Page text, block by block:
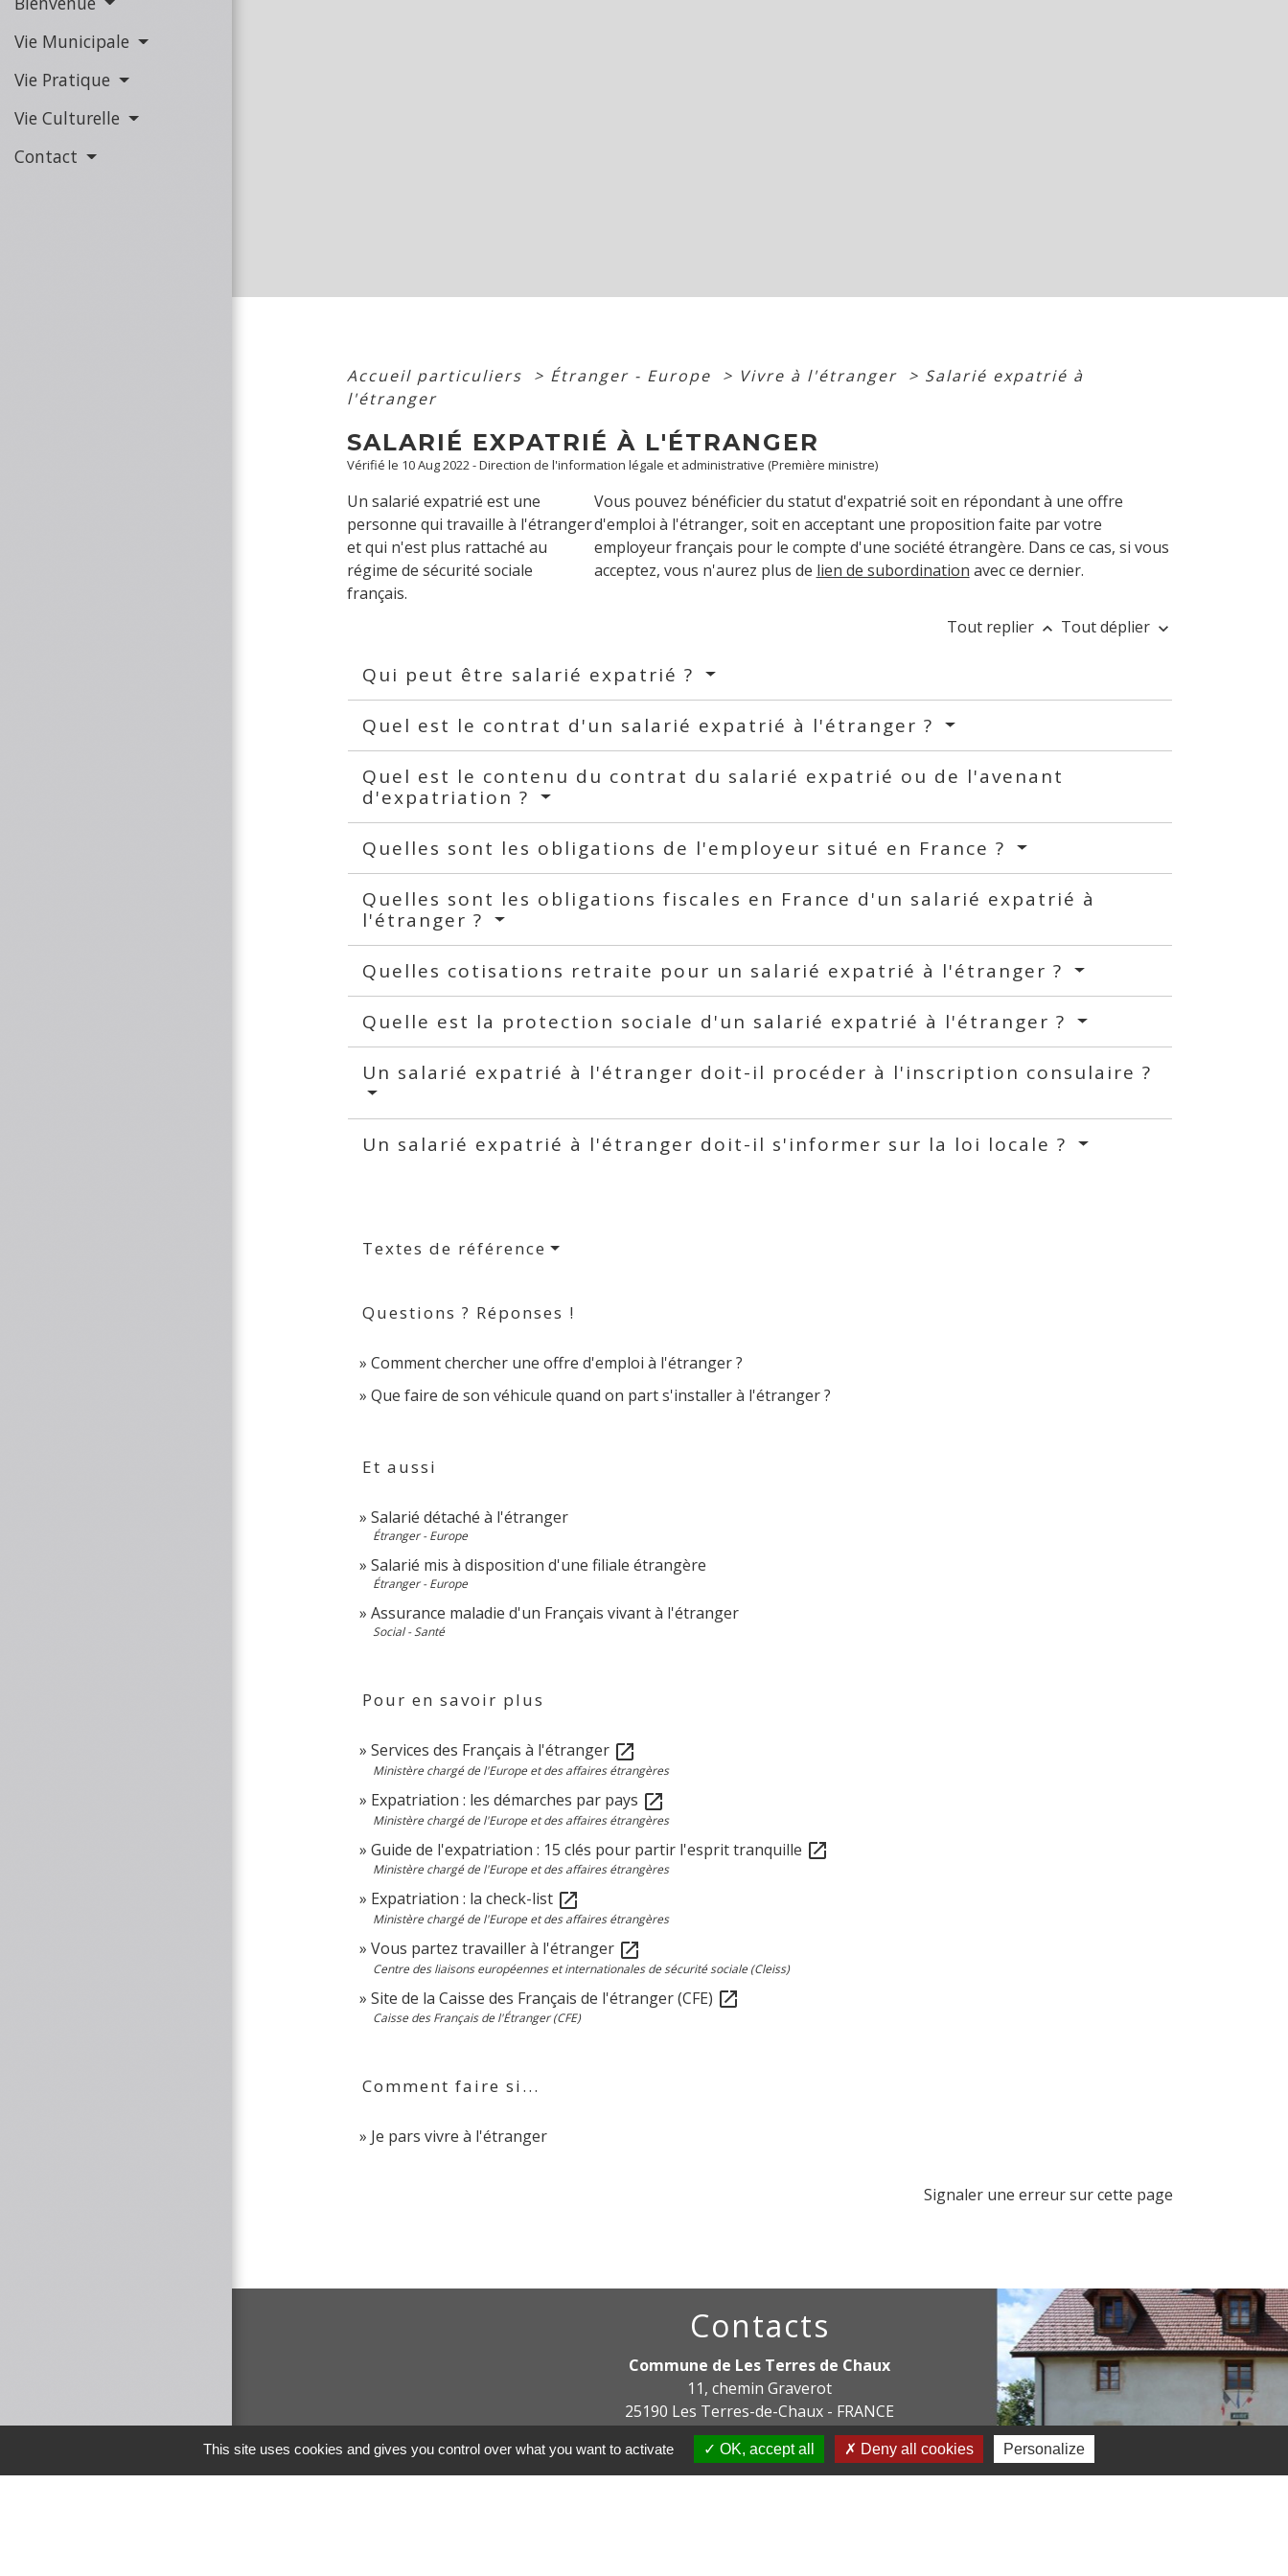
Vie Municipale
Vie Pratique
Vie Culturelle
Contact
Accueil particuliers > Étranger - Europe > Vivre à l'étranger > Salarié expatrié à
l'étranger
SALARIÉ EXPATRIÉ À L'ÉTRANGER
Vérifié le 10 Aug 2022 - Direction de l'information légale et administrative (Première ministre)
Un salarié expatrié est une
personne qui travaille à l'étranger
et qui n'est plus rattaché au
régime de sécurité sociale
français.
Vous pouvez bénéficier du statut d'expatrié soit en répondant à une offre
d'emploi à l'étranger, soit en acceptant une proposition faite par votre
employeur français pour le compte d'une société étrangère. Dans ce cas, si vous
acceptez, vous n'aurez plus de lien de subordination avec ce dernier.
Tout replier keyboard_arrow_up Tout déplier keyboard_arrow_down
Qui peut être salarié expatrié ?
Quel est le contrat d'un salarié expatrié à l'étranger ?
Quel est le contenu du contrat du salarié expatrié ou de l'avenant
d'expatriation ?
Quelles sont les obligations de l'employeur situé en France ?
Quelles sont les obligations fiscales en France d'un salarié expatrié à
l'étranger ?
Quelles cotisations retraite pour un salarié expatrié à l'étranger ?
Quelle est la protection sociale d'un salarié expatrié à l'étranger ?
Un salarié expatrié à l'étranger doit-il procéder à l'inscription consulaire ?
Un salarié expatrié à l'étranger doit-il s'informer sur la loi locale ?
Textes de référence
Questions ? Réponses !
Comment chercher une offre d'emploi à l'étranger ?
Que faire de son véhicule quand on part s'installer à l'étranger ?
Et aussi
Salarié détaché à l'étranger
Étranger - Europe
Salarié mis à disposition d'une filiale étrangère
Étranger - Europe
Assurance maladie d'un Français vivant à l'étranger
Social - Santé
Pour en savoir plus
Services des Français à l'étranger open_in_new
Ministère chargé de l'Europe et des affaires étrangères
Expatriation : les démarches par pays open_in_new
Ministère chargé de l'Europe et des affaires étrangères
Guide de l'expatriation : 15 clés pour partir l'esprit tranquille open_in_new
Ministère chargé de l'Europe et des affaires étrangères
Expatriation : la check-list open_in_new
Ministère chargé de l'Europe et des affaires étrangères
Vous partez travailler à l'étranger open_in_new
Centre des liaisons européennes et internationales de sécurité sociale (Cleiss)
Site de la Caisse des Français de l'étranger (CFE) open_in_new
Caisse des Français de l'Étranger (CFE)
Comment faire si...
Je pars vivre à l'étranger
Signaler une erreur sur cette page
Contacts
Commune de Les Terres de Chaux
11, chemin Graverot
25190 Les Terres-de-Chaux - FRANCE
+33 3 81 94 14 85
Contact par formulaire
This site uses cookies and gives you control over what you want to activate OK, accept all Deny all cookies Personalize